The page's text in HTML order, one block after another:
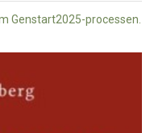
Genstart2025-processen.